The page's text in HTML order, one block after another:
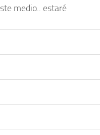
medio.. estaré